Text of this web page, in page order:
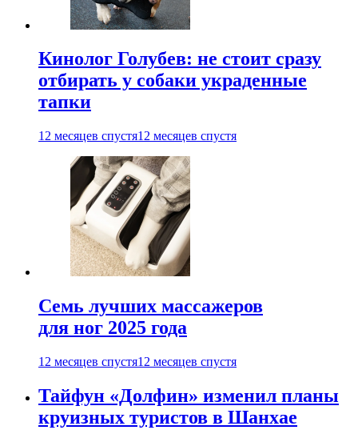
Кинолог Голубев: не стоит сразу
отбирать у собаки украденные
тапки
12 месяцев спустя12 месяцев спустя
Семь лучших массажеров
для ног 2025 года
12 месяцев спустя12 месяцев спустя
Тайфун «Долфин» изменил планы
круизных туристов в Шанхае